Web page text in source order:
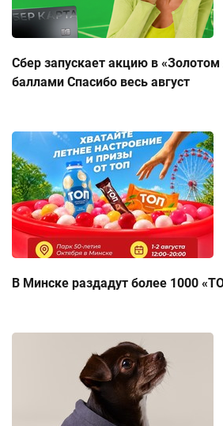
Сбер запускает акцию в «Золотом
баллами Спасибо весь август
В Минске раздадут более 1000